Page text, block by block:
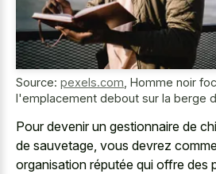
Source: pexels.com Homme noir
l'emplacement debout sur la berge
Pour devenir un gestionnaire de
de sauvetage, vous devrez
organisation réputée qui offre des